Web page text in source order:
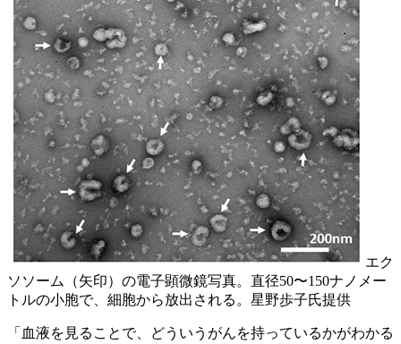
エク
ソソーム（矢印）の電子顕微鏡写真。直径50〜150ナノメー
トルの小胞で、細胞から放出される。星野歩子氏提供
「血液を見ることで、どういうがんを持っているかがわかる